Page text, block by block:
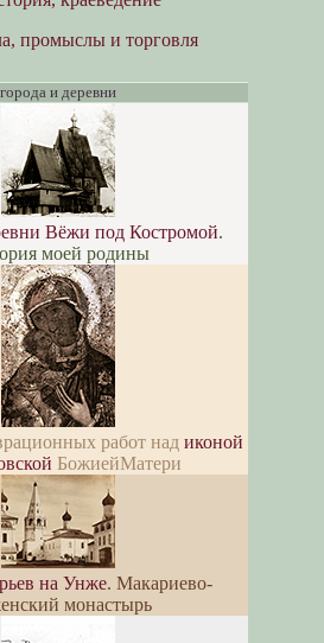
промыслы и торговля
города и деревни
Вёжи под Костромой.
моей родины
работ над иконой
БожиейМатери
на Унже. Макариево-
монастырь